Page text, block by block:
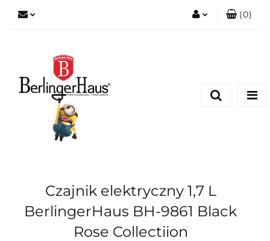
(0)
Czajnik elektryczny 1,7 L
BerlingerHaus BH-9861 Black
Rose Collectiion